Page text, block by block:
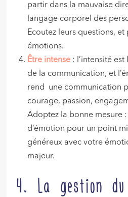
partir dans la mauvaise
langage corporel des
Ecoutez leurs questions,
émotions.
Être intense : l’intensité
de la communication, et
rend une communication
courage, passion,
Adoptez la bonne mesure :
d’émotion pour un point
généreux avec votre
majeur.
4. La gestion du